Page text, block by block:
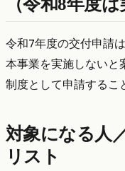
（令和8年度は
令和7年度の交付申請
本事業を実施しないと
制度として申請するこ
対象になる人
リスト